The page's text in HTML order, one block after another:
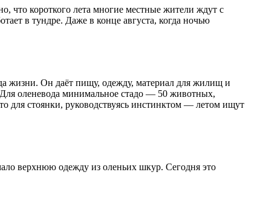
что короткого лета многие местные жители ждут с
в тундре. Даже в конце августа, когда ночью
жизни. Он даёт пищу, одежду, материал для жилищ и
оленевода минимальное стадо — 50 животных,
для стоянки, руководствуясь инстинктом — летом ищут
верхнюю одежду из оленьих шкур. Сегодня это